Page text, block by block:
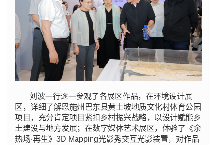
刘波一行逐一参观了各展区作品，在环境设计展
区，详细了解恩施州巴东县黄土坡地质文化村体育公园
项目，充分肯定项目紧扣乡村振兴战略，以设计赋能乡
土建设与地方发展；在数字媒体艺术展区，体验了《余
热场·再生》3D Mapping光影秀交互光影装置，对作品